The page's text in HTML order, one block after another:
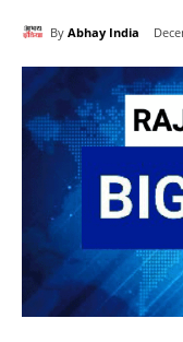
By Abhay India